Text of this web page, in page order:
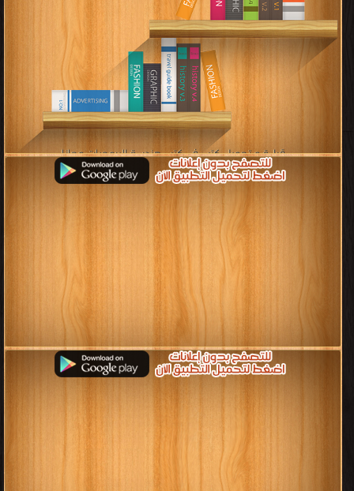
قراءة و تحميل كتب في كتب هندسة البرمجيات مجانا
[ 16 كتاب/كتب ]